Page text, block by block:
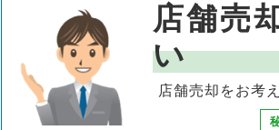
堺市中区の飲食店の居抜き売却物件の案件
大阪市西区の飲食店の居抜き売却物件の案
茨木市の飲食店の居抜き売却物件の案件一
大阪府の中華の居抜き売却物件の案件一覧
大阪府のそば・うどんの居抜き売却物件の
大阪府の寿司の居抜き売却物件の案件一覧
大阪市中央区のイタリア料理の居抜き売
大阪市中央区の中華の居抜き売却物件の案
大阪市中央区のそば・うどんの居抜き売
店舗売
い
店舗売却をお考